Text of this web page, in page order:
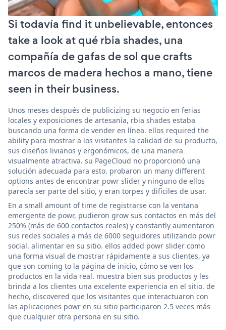
Si todavía find it unbelievable, entonces
take a look at qué rbia shades, una
compañía de gafas de sol que crafts
marcos de madera hechos a mano, tiene
seen in their business.
Unos meses después de publicizing su negocio en ferias
locales y exposiciones de artesanía, rbia shades estaba
buscando una forma de vender en línea. ellos required the
ability para mostrar a los visitantes la calidad de su producto,
sus diseños livianos y ergonómicos, de una manera
visualmente atractiva. su PageCloud no proporcionó una
solución adecuada para esto. probaron un many different
options antes de encontrar powr slider y ninguno de ellos
parecía ser parte del sitio, y eran torpes y difíciles de usar.
En a small amount of time de registrarse con la ventana
emergente de powr, pudieron grow sus contactos en más del
250% (más de 600 contactos reales) y constantly aumentaron
sus redes sociales a más de 6000 seguidores utilizando powr
social. alimentar en su sitio. ellos added powr slider como
una forma visual de mostrar rápidamente a sus clientes, ya
que son coming to la página de inicio, cómo se ven los
productos en la vida real. muestra bien sus productos y les
brinda a los clientes una excelente experiencia en el sitio. de
hecho, discovered que los visitantes que interactuaron con
las aplicaciones powr en su sitio participaron 2.5 veces más
que cualquier otra persona en su sitio.